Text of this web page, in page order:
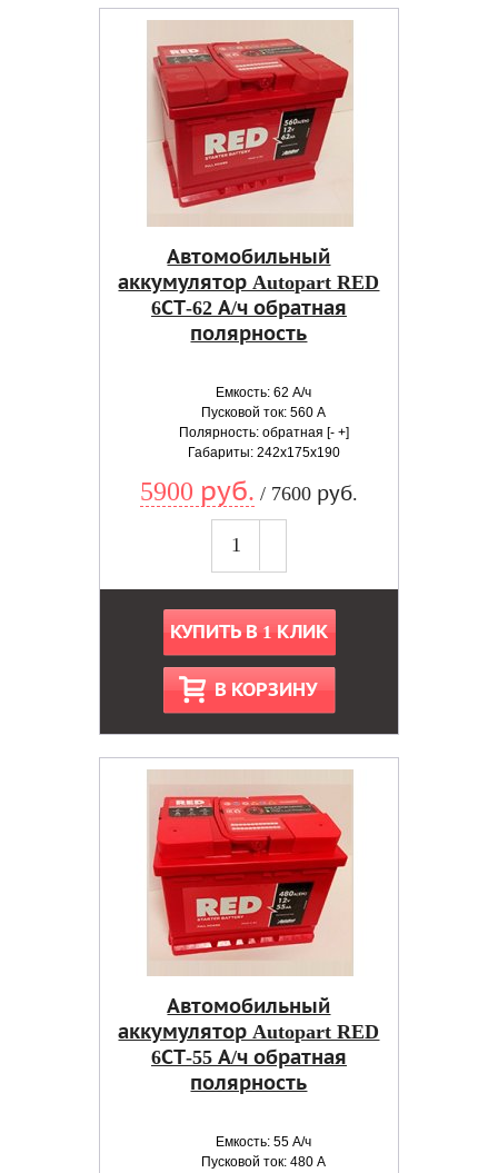
Автомобильный
аккумулятор Autopart RED
6СТ-62 А/ч обратная
полярность
Емкость: 62 А/ч
Пусковой ток: 560 А
Полярность: обратная [- +]
Габариты: 242x175x190
5900 руб. / 7600 руб.
КУПИТЬ В 1 КЛИК
В КОРЗИНУ
Автомобильный
аккумулятор Autopart RED
6СТ-55 А/ч обратная
полярность
Емкость: 55 А/ч
Пусковой ток: 480 А